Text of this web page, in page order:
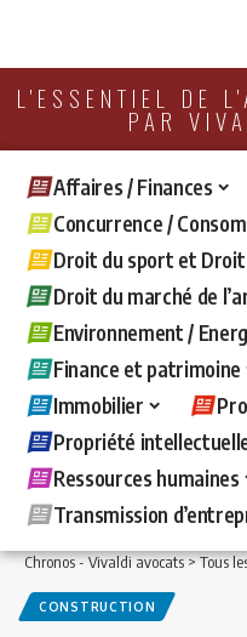
L'ESSENTIEL DE
PAR
Affaires / Finances
Concurrence /
Droit du sport et Droit
Droit du marché de
Environnement /
Finance et patrimoine
Immobilier
Propriété
Ressources humaines
Transmission
Chronos - Vivaldi avocats>Tous
CONSTRUCTION